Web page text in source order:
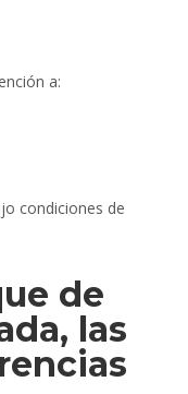
a:
condiciones de
de
las